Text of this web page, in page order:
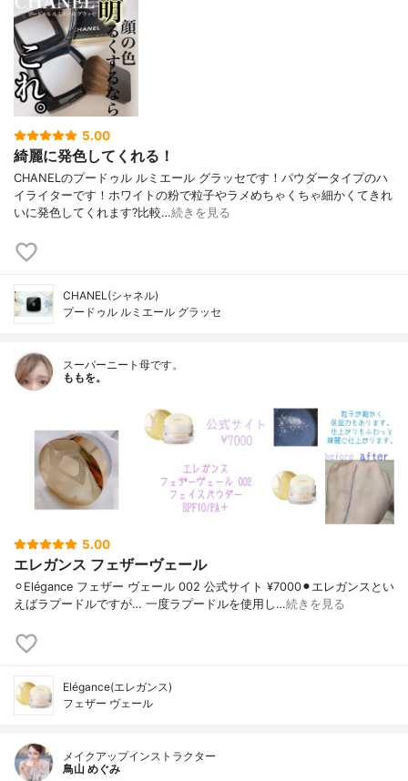
5.00
綺麗に発色してくれる！
CHANELのプードゥル ルミエール グラッセです！パウダータイプのハ
イライターです！ホワイトの粉で粒子やラメめちゃくちゃ細かくてきれ
いに発色してくれます?比較…続きを見る
CHANEL(シャネル)
プードゥル ルミエール グラッセ
スーパーニート母です。
ももを。
5.00
エレガンス フェザーヴェール
⚪︎Elégance フェザー ヴェール 002 公式サイト ¥7000⚫︎エレガンスとい
えばラプードルですが… 一度ラプードルを使用し…続きを見る
Elégance(エレガンス)
フェザー ヴェール
メイクアップインストラクター
鳥山 めぐみ